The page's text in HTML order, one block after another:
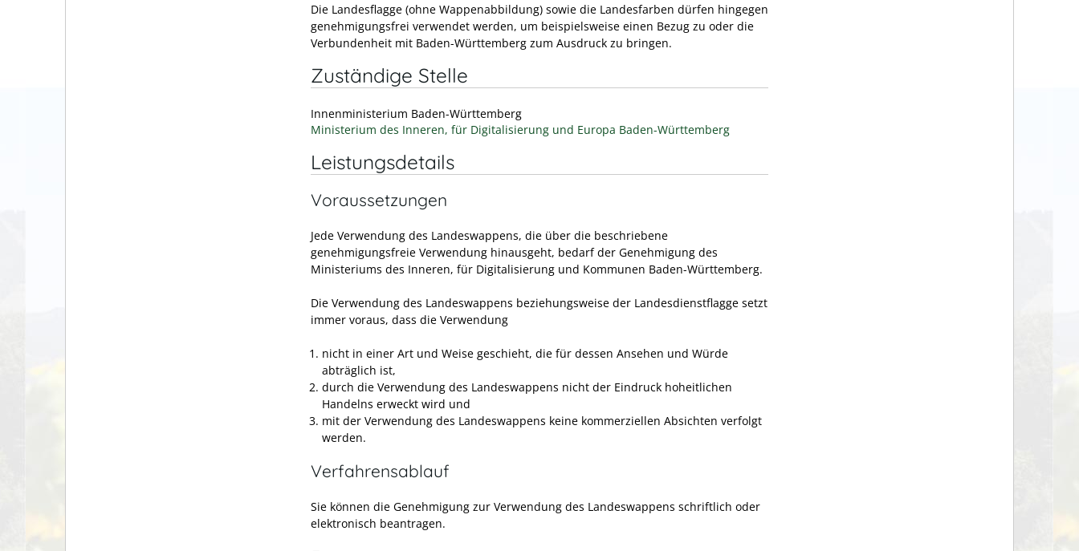
Die Landesflagge (ohne Wappenabbildung) sowie die Landesfarben dürfen hingegen
genehmigungsfrei verwendet werden, um beispielsweise einen Bezug zu oder die
Verbundenheit mit Baden-Württemberg zum Ausdruck zu bringen.
Zuständige Stelle
Innenministerium Baden-Württemberg
Ministerium des Inneren, für Digitalisierung und Europa Baden-Württemberg
Leistungsdetails
Voraussetzungen
Jede Verwendung des Landeswappens, die über die beschriebene
genehmigungsfreie Verwendung hinausgeht, bedarf der Genehmigung des
Ministeriums des Inneren, für Digitalisierung und Kommunen Baden-Württemberg.
Die Verwendung des Landeswappens beziehungsweise der Landesdienstflagge setzt
immer voraus, dass die Verwendung
nicht in einer Art und Weise geschieht, die für dessen Ansehen und Würde
abträglich ist,
durch die Verwendung des Landeswappens nicht der Eindruck hoheitlichen
Handelns erweckt wird und
mit der Verwendung des Landeswappens keine kommerziellen Absichten verfolgt
werden.
Verfahrensablauf
Sie können die Genehmigung zur Verwendung des Landeswappens schriftlich oder
elektronisch beantragen.